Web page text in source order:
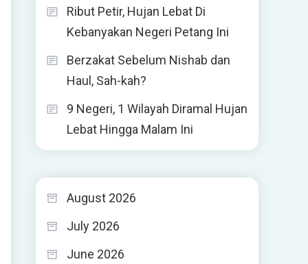
Ribut Petir, Hujan Lebat Di
Kebanyakan Negeri Petang Ini
Berzakat Sebelum Nishab dan
Haul, Sah-kah?
9 Negeri, 1 Wilayah Diramal Hujan
Lebat Hingga Malam Ini
August 2026
July 2026
June 2026